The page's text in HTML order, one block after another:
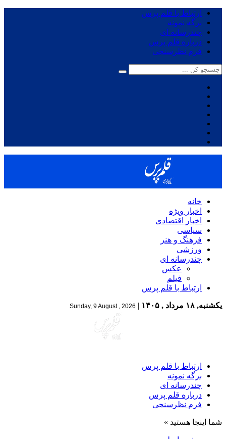
ارتباط با قلم پرس
برگه نمونه
چندرسانه ای
درباره قلم پرس
فرم نظرسنجی
خانه
اخبار ویژه
اخبار اقتصادی
سیاسی
فرهنگ و هنر
ورزشی
چندرسانه ای
عکس
فیلم
ارتباط با قلم پرس
یکشنبه, ۱۸ مرداد , ۱۴۰۵ |
Sunday, 9 August , 2026
ارتباط با قلم پرس
برگه نمونه
چندرسانه ای
درباره قلم پرس
فرم نظرسنجی
شما اینجا هستید »